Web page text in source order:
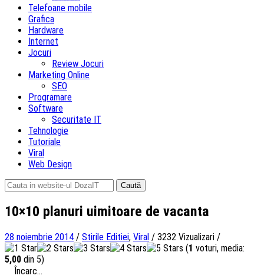
Telefoane mobile
Grafica
Hardware
Internet
Jocuri
Review Jocuri
Marketing Online
SEO
Programare
Software
Securitate IT
Tehnologie
Tutoriale
Viral
Web Design
Caută
după:
10×10 planuri uimitoare de vacanta
28 noiembrie 2014 / Stirile Editiei, Viral / 3232 Vizualizari /
(1 voturi, media:
5,00 din 5)
Încarc...